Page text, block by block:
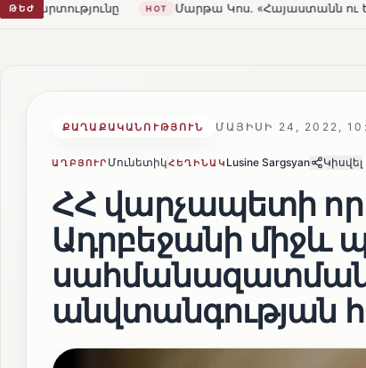
ԹԵԺ
Մարթա Կոս. «Հայաստանն ու ԵՄ-ն երբեք այսքան մոտ չեն
ՔԱՂԱՔԱԿԱՆՈՒԹՅՈՒՆ ՄԱՅԻՍԻ 24, 2022,
ԱՂԲՅՈՒՐ ՄունետիկՀԵՂԻՆԱԿ Lusine Sargsyan Կիսվել
ՀՀ վարչապետի
Ադրբեջանի
անվտանգության